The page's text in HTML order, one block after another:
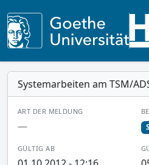
Systemarbeiten am TSM/
ART DER MELDUNG
—
GÜLTIG AB